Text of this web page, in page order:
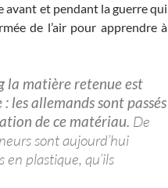
avant et pendant la guerre qui
de l’air pour apprendre à
la matière retenue est
les allemands sont passés
de ce matériau. De
sont aujourd’hui
en plastique, qu’ils